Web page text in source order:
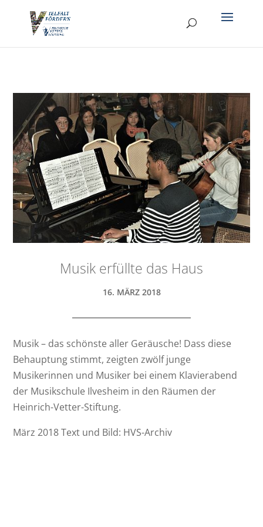
Musik erfüllte das Haus
16. MÄRZ 2018
Musik – das schönste aller Geräusche! Dass diese
Behauptung stimmt, zeigten zwölf junge
Musikerinnen und Musiker bei einem Klavierabend
der Musikschule Ilvesheim in den Räumen der
Heinrich-Vetter-Stiftung.
März 2018 Text und Bild: HVS-Archiv